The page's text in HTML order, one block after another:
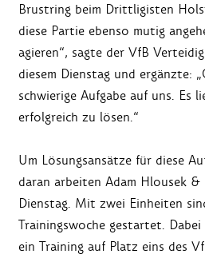
Brustring beim Drittligisten
diese Partie ebenso mutig
agieren“, sagte der VfB
diesem Dienstag und ergänzte:
schwierige Aufgabe auf uns. Es
erfolgreich zu lösen.“
Um Lösungsansätze für diese
daran arbeiten Adam Hlousek &
Dienstag. Mit zwei Einheiten
Trainingswoche gestartet.
ein Training auf Platz eins des